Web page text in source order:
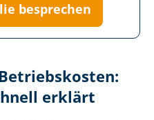
besprechen
erklärt